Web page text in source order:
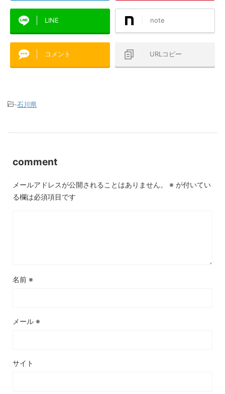
LINE note
コメント URLコピー
-石川県
comment
メールアドレスが公開されることはありません。 ※ が付いてい
る欄は必須項目です
名前 ※
メール ※
サイト